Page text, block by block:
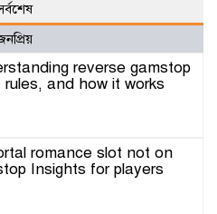
reverse gamstop
rules, and how it works
romance slot not on
Insights for players